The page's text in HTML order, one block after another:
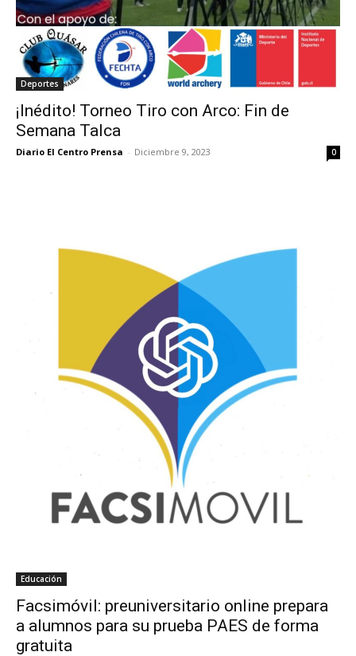
Deportes
¡Inédito! Torneo Tiro con Arco: Fin de
Semana Talca
Diario El Centro Prensa - Diciembre 9, 2023 0
Educación
Facsimóvil: preuniversitario online prepara
a alumnos para su prueba PAES de forma
gratuita